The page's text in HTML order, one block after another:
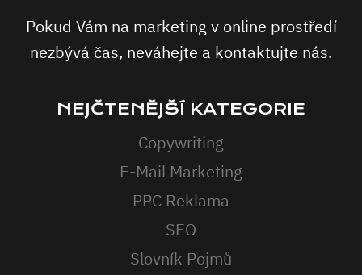
Pokud Vám na marketing v online prostředí
nezbývá čas, neváhejte a kontaktujte nás.
NEJČTENĚJŠÍ KATEGORIE
Copywriting
E-Mail Marketing
PPC Reklama
SEO
Slovník Pojmů